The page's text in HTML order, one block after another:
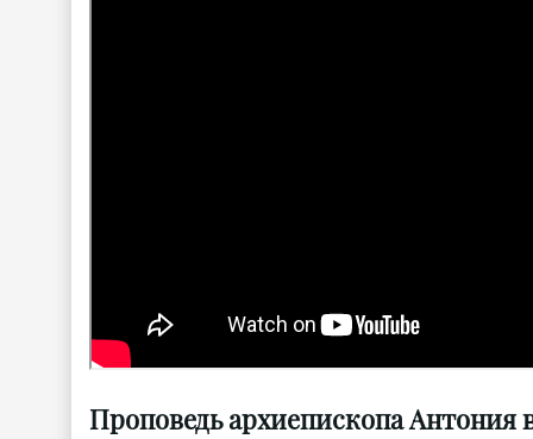
Проповедь архиепископа Антония